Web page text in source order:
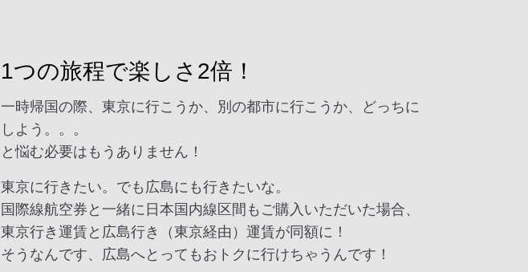
1つの旅程で楽しさ2倍！
一時帰国の際、東京に行こうか、別の都市に行こうか、どっちに
しよう。。。
と悩む必要はもうありません！
東京に行きたい。でも広島にも行きたいな。
国際線航空券と一緒に日本国内線区間もご購入いただいた場合、
東京行き運賃と広島行き（東京経由）運賃が同額に！
そうなんです、広島へとってもおトクに行けちゃうんです！